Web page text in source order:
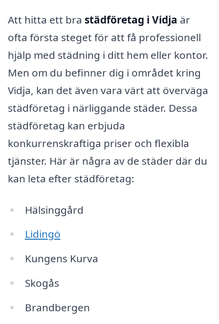
Att hitta ett bra städföretag i Vidja är
ofta första steget för att få professionell
hjälp med städning i ditt hem eller kontor.
Men om du befinner dig i området kring
Vidja, kan det även vara värt att överväga
städföretag i närliggande städer. Dessa
städföretag kan erbjuda
konkurrenskraftiga priser och flexibla
tjänster. Här är några av de städer där du
kan leta efter städföretag:
Hälsinggård
Lidingö
Kungens Kurva
Skogås
Brandbergen